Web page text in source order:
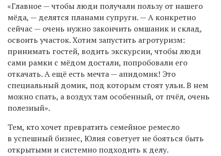
«Главное — чтобы люди получали пользу от нашего
мёда, — делятся планами супруги. — А конкретно
сейчас — очень нужно закончить омшаник и склад,
освоить участок. Хотим запустить агротуризм:
принимать гостей, водить экскурсии, чтобы люди
сами рамки с мёдом достали, попробовали его
откачать. А ещё есть мечта — апидомик! Это
специальный домик, под которым стоят ульи. В нем
можно спать, а воздух там особенный, от пчёл, очень
полезный».
Тем, кто хочет превратить семейное ремесло
в успешный бизнес, Юлия советует не бояться быть
открытыми и системно подходить к делу.